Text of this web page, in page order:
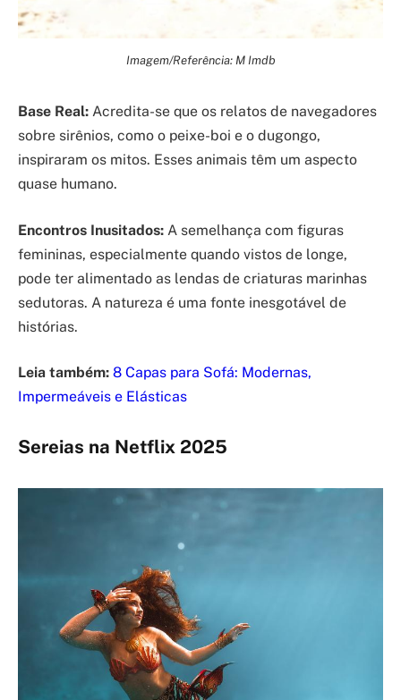
Imagem/Referência: M Imdb
Base Real: Acredita-se que os relatos de navegadores
sobre sirênios, como o peixe-boi e o dugongo,
inspiraram os mitos. Esses animais têm um aspecto
quase humano.
Encontros Inusitados: A semelhança com figuras
femininas, especialmente quando vistos de longe,
pode ter alimentado as lendas de criaturas marinhas
sedutoras. A natureza é uma fonte inesgotável de
histórias.
Leia também: 8 Capas para Sofá: Modernas,
Impermeáveis e Elásticas
Sereias na Netflix 2025